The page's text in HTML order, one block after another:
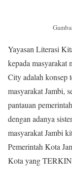
Yayasan Literasi
kepada masyarakat
City adalah konsep
masyarakat Jambi,
pantauan
dengan adanya
masyarakat Jambi
Pemerintah Kota
Kota yang